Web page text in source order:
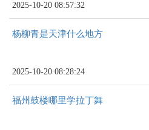
2025-10-20 08:57:32
杨柳青是天津什么地方
2025-10-20 08:28:24
福州鼓楼哪里学拉丁舞